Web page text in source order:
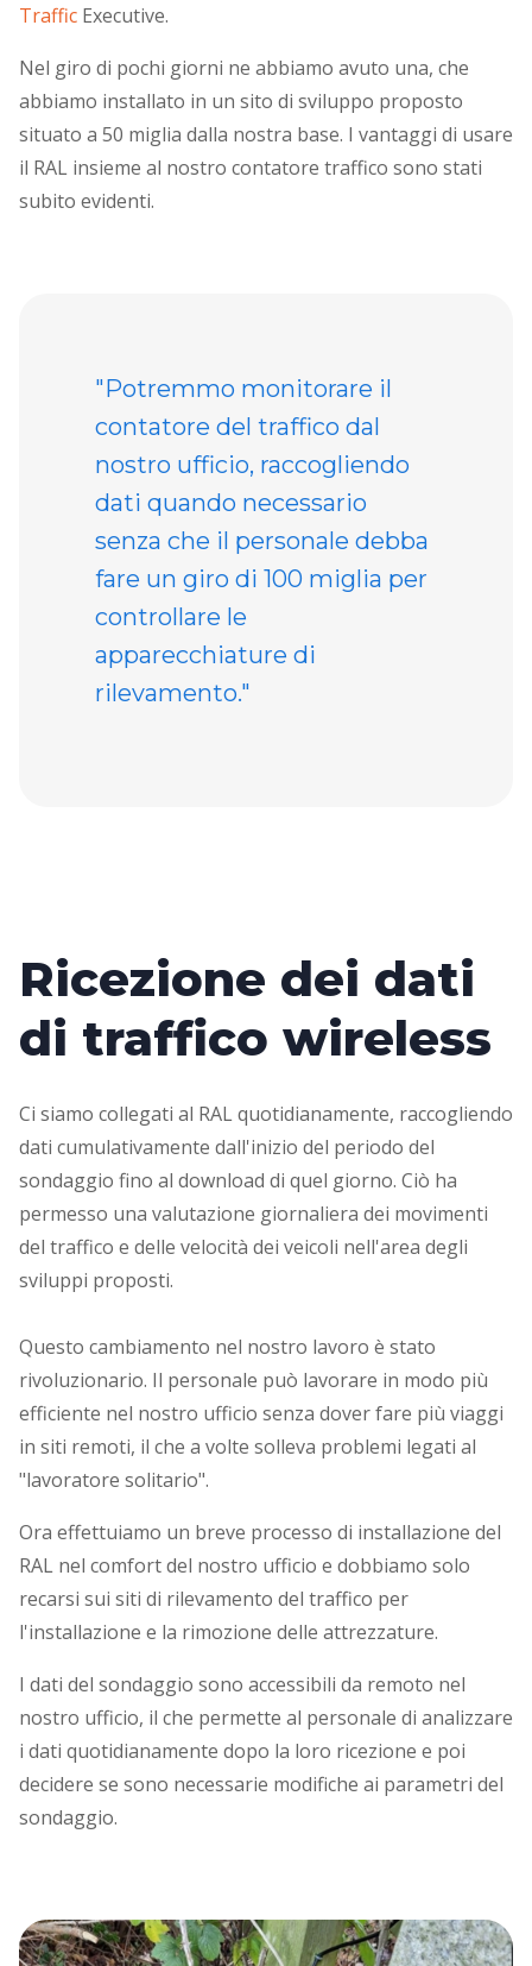
Traffic Executive.
Nel giro di pochi giorni ne abbiamo avuto una, che
abbiamo installato in un sito di sviluppo proposto
situato a 50 miglia dalla nostra base. I vantaggi di usare
il RAL insieme al nostro contatore traffico sono stati
subito evidenti.
"Potremmo monitorare il
contatore del traffico dal
nostro ufficio, raccogliendo
dati quando necessario
senza che il personale debba
fare un giro di 100 miglia per
controllare le
apparecchiature di
rilevamento."
Ricezione dei dati
di traffico wireless
Ci siamo collegati al RAL quotidianamente, raccogliendo
dati cumulativamente dall'inizio del periodo del
sondaggio fino al download di quel giorno. Ciò ha
permesso una valutazione giornaliera dei movimenti
del traffico e delle velocità dei veicoli nell'area degli
sviluppi proposti.
Questo cambiamento nel nostro lavoro è stato
rivoluzionario. Il personale può lavorare in modo più
efficiente nel nostro ufficio senza dover fare più viaggi
in siti remoti, il che a volte solleva problemi legati al
"lavoratore solitario".
Ora effettuiamo un breve processo di installazione del
RAL nel comfort del nostro ufficio e dobbiamo solo
recarsi sui siti di rilevamento del traffico per
l'installazione e la rimozione delle attrezzature.
I dati del sondaggio sono accessibili da remoto nel
nostro ufficio, il che permette al personale di analizzare
i dati quotidianamente dopo la loro ricezione e poi
decidere se sono necessarie modifiche ai parametri del
sondaggio.